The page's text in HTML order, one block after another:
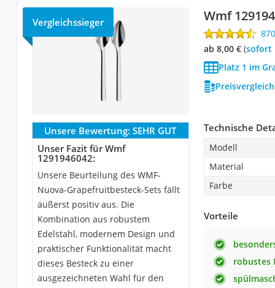
Vergleichssieger Wmf
ab 8,00 €(
Platz 1 im
Unsere Bewertung: SEHR GUT
Unser Fazit für Wmf
1291946042:
Unsere Beurteilung des WMF-
Nuova-Grapefruitbesteck-Sets fällt
äußerst positiv aus. Die
Kombination aus robustem
Edelstahl, modernem Design und
praktischer Funktionalität macht
dieses Besteck zu einer
ausgezeichneten Wahl für den
Technische
Modell
Material
Farbe
Vorteile
robustes